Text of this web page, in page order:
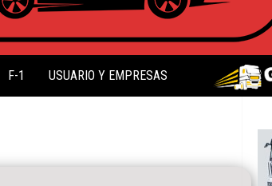
F-1 USUARIO Y EMPRESAS